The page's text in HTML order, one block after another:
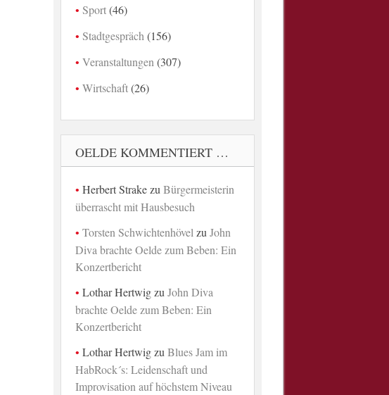
Sport(46)
Stadtgespräch (156)
Veranstaltungen (307)
Wirtschaft(26)
OELDE KOMMENTIERT …
Herbert Strakezu Bürgermeisterin
überrascht mit Hausbesuch
Torsten Schwichtenhövel zu John
Diva brachte Oelde zum Beben: Ein
Konzertbericht
Lothar Hertwigzu John Diva
brachte Oelde zum Beben: Ein
Konzertbericht
Lothar Hertwigzu Blues Jam im
HabRock´s: Leidenschaft und
Improvisation auf höchstem Niveau